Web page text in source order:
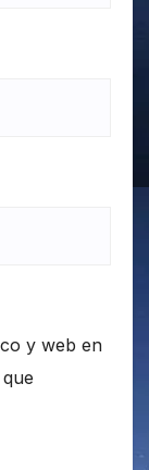
y web en